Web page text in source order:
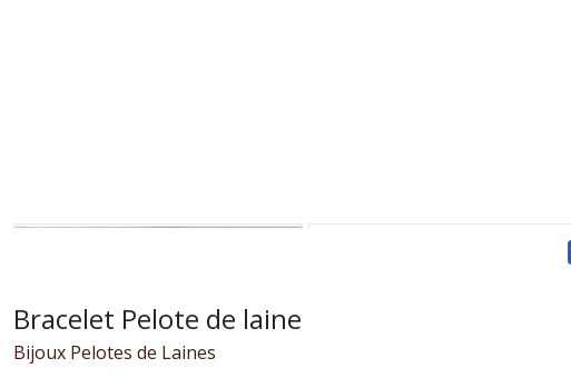
Bracelet Pelote de laine
Bijoux Pelotes de Laines